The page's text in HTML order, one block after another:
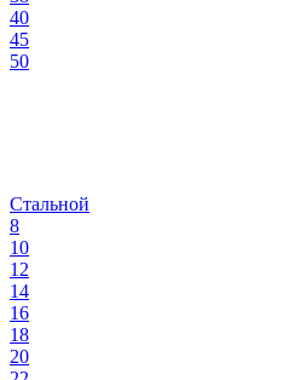
40
45
50
Стальной
8
10
12
14
16
18
20